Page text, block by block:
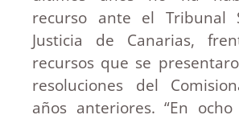
recurso ante el Tribunal
Justicia de Canarias,
recursos que se
resoluciones del
años anteriores. “En